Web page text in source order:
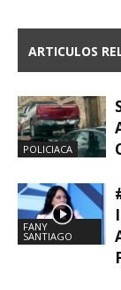
ARTICULOS
POLICIACA
FANY
SANTIAGO